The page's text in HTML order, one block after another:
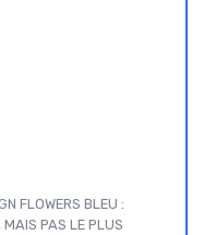
FLOWERS BLEU :
MAIS PAS LE PLUS